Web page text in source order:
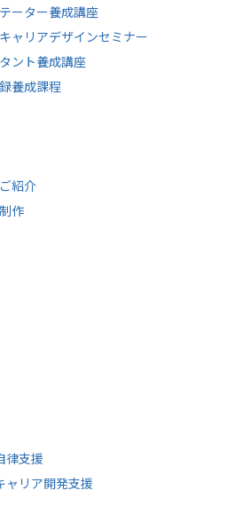
ーター養成講座
ャリアデザインセミナー
ント養成講座
養成課程
紹介
作
律支援
ャリア開発支援